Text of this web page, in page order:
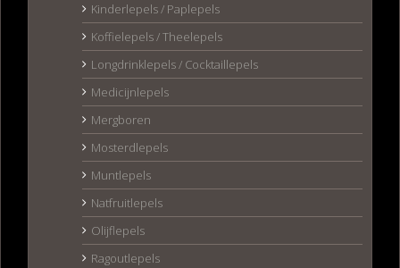
Kinderlepels / Paplepels
Koffielepels / Theelepels
Longdrinklepels / Cocktaillepels
Medicijnlepels
Mergboren
Mosterdlepels
Muntlepels
Natfruitlepels
Olijflepels
Ragoutlepels